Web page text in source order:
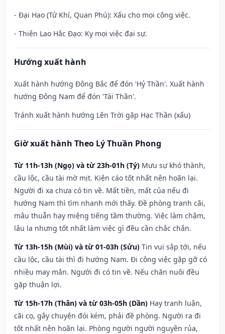
- Đại Hao (Tử Khí, Quan Phú): Xấu cho mọi công việc.
- Thiên Lao Hắc Đạo: Kỵ mọi việc đại sự.
Hướng xuất hành
Xuất hành hướng Đông Bắc để đón 'Hỷ Thần'. Xuất hành
hướng Đông Nam để đón 'Tài Thần'.
Tránh xuất hành hướng Lên Trời gặp Hạc Thần (xấu)
Giờ xuất hành Theo Lý Thuần Phong
Từ 11h-13h (Ngọ) và từ 23h-01h (Tý) Mưu sự khó thành,
cầu lộc, cầu tài mờ mịt. Kiện cáo tốt nhất nên hoãn lại.
Người đi xa chưa có tin về. Mất tiền, mất của nếu đi
hướng Nam thì tìm nhanh mới thấy. Đề phòng tranh cãi,
mâu thuẫn hay miệng tiếng tầm thường. Việc làm chậm,
lâu la nhưng tốt nhất làm việc gì đều cần chắc chắn.
Từ 13h-15h (Mùi) và từ 01-03h (Sửu) Tin vui sắp tới, nếu
cầu lộc, cầu tài thì đi hướng Nam. Đi công việc gặp gỡ có
nhiều may mắn. Người đi có tin về. Nếu chăn nuôi đều
gặp thuận lợi.
Từ 15h-17h (Thân) và từ 03h-05h (Dần) Hay tranh luận,
cãi cọ, gây chuyện đói kém, phải đề phòng. Người ra đi
tốt nhất nên hoãn lại. Phòng người người nguyền rủa,